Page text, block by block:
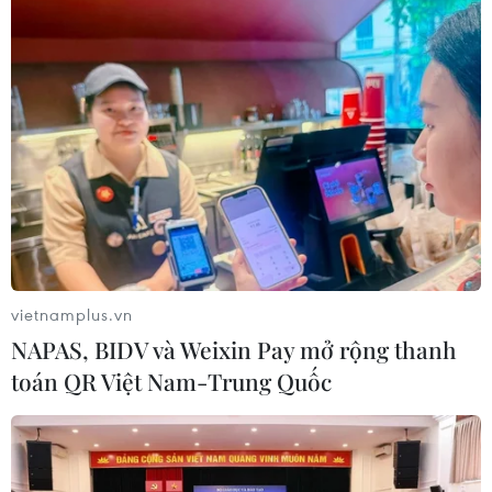
05/08/2026 09:19
Bắc Ninh: Tinh gọn hơn 50% đầu mối
cơ sở giáo dục công lập
05/08/2026 06:53
Vụ trường Chuyên Tuyên Quang:
Việc tổ chức thi lại trên cơ sở kết quả
điều tra
05/08/2026 04:39
Bộ GD-ĐT tạm dừng xét tuyển đại
học với các thí sinh chuyên Tuyên
Quang
vietnamplus.vn
NAPAS, BIDV và Weixin Pay mở rộng thanh
toán QR Việt Nam-Trung Quốc